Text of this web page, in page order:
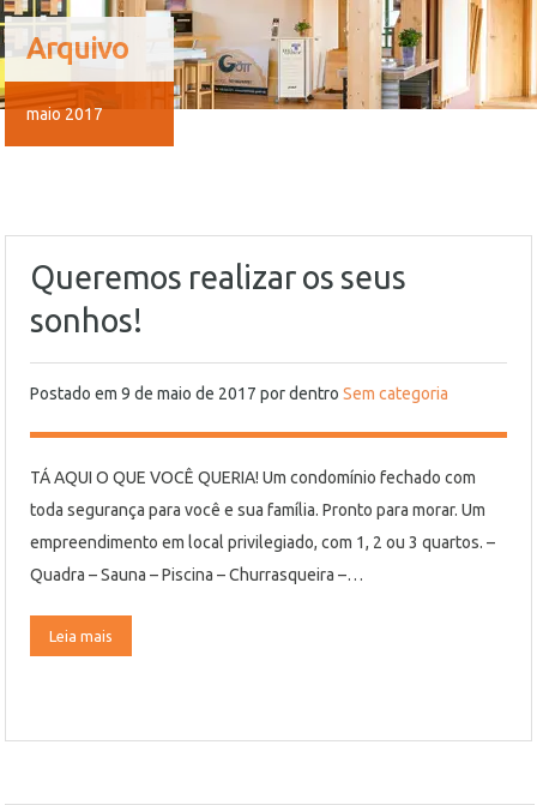
Arquivo
maio 2017
Queremos realizar os seus
sonhos!
Postado em 9 de maio de 2017 pordentro Sem categoria
TÁ AQUI O QUE VOCÊ QUERIA! Um condomínio fechado com
toda segurança para você e sua família. Pronto para morar. Um
empreendimento em local privilegiado, com 1, 2 ou 3 quartos. –
Quadra – Sauna – Piscina – Churrasqueira –…
Leia mais